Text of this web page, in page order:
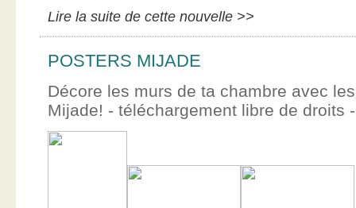
Lire la suite de cette nouvelle >>
POSTERS MIJADE
Décore les murs de ta chambre avec
Mijade! - téléchargement libre de droits -